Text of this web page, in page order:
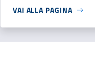
VAI ALLA PAGINA